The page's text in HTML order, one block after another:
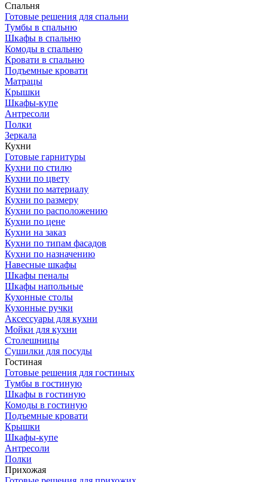
Спальня
Готовые решения для спальни
Тумбы в спальню
Шкафы в спальню
Комоды в спальню
Кровати в спальню
Подъемные кровати
Матрацы
Крышки
Шкафы-купе
Антресоли
Полки
Зеркала
Кухни
Готовые гарнитуры
Кухни по стилю
Кухни по цвету
Кухни по материалу
Кухни по размеру
Кухни по расположению
Кухни по цене
Кухни на заказ
Кухни по типам фасадов
Кухни по назначению
Навесные шкафы
Шкафы пеналы
Шкафы напольные
Кухонные столы
Кухонные ручки
Аксессуары для кухни
Мойки для кухни
Столешницы
Сушилки для посуды
Гостиная
Готовые решения для гостиных
Тумбы в гостиную
Шкафы в гостиную
Комоды в гостиную
Подъемные кровати
Крышки
Шкафы-купе
Антресоли
Полки
Прихожая